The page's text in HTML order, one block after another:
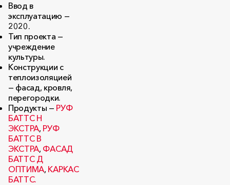
Ввод в
эксплуатацию —
2020.
Тип проекта —
учреждение
культуры.
Конструкции с
теплоизоляцией
— фасад, кровля,
перегородки.
Продукты — РУФ
БАТТС Н
ЭКСТРА, РУФ
БАТТС В
ЭКСТРА, ФАСАД
БАТТС Д
ОПТИМА, КАРКАС
БАТТС.